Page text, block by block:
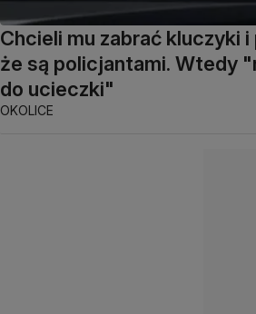
Chcieli mu zabrać kluczyki
że są policjantami. Wtedy
do ucieczki"
OKOLICE